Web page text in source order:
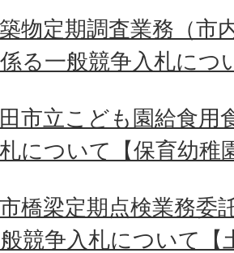
築物定期調査業務（市
る一般競争入札につ
田市立こども園給食
について【保育幼稚
橋梁定期点検業務委
競争入札について【